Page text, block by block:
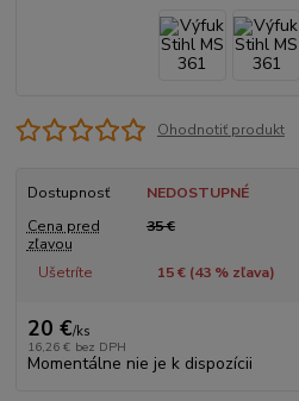
Ohodnotiť produkt
Dostupnosť
NEDOSTUPNÉ
Cena pred
zľavou
35 €
Ušetríte 15 € (43% zľava)
20 €/ks
16,26 € bez DPH
Momentálne nie je k dispozícii